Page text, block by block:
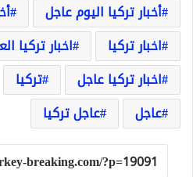
أخبار تركيا اليوم عاجل
اخبار تركيا
اخبار تركيا
اخبار تركيا عاجل
تركيا
عاجل
عاجل تركيا